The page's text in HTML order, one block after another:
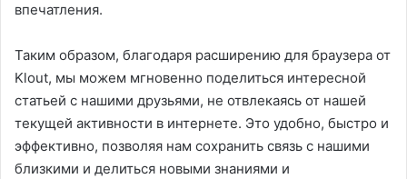
впечатления.
Таким образом, благодаря расширению для браузера от
Klout, мы можем мгновенно поделиться интересной
статьей с нашими друзьями, не отвлекаясь от нашей
текущей активности в интернете. Это удобно, быстро и
эффективно, позволяя нам сохранить связь с нашими
близкими и делиться новыми знаниями и